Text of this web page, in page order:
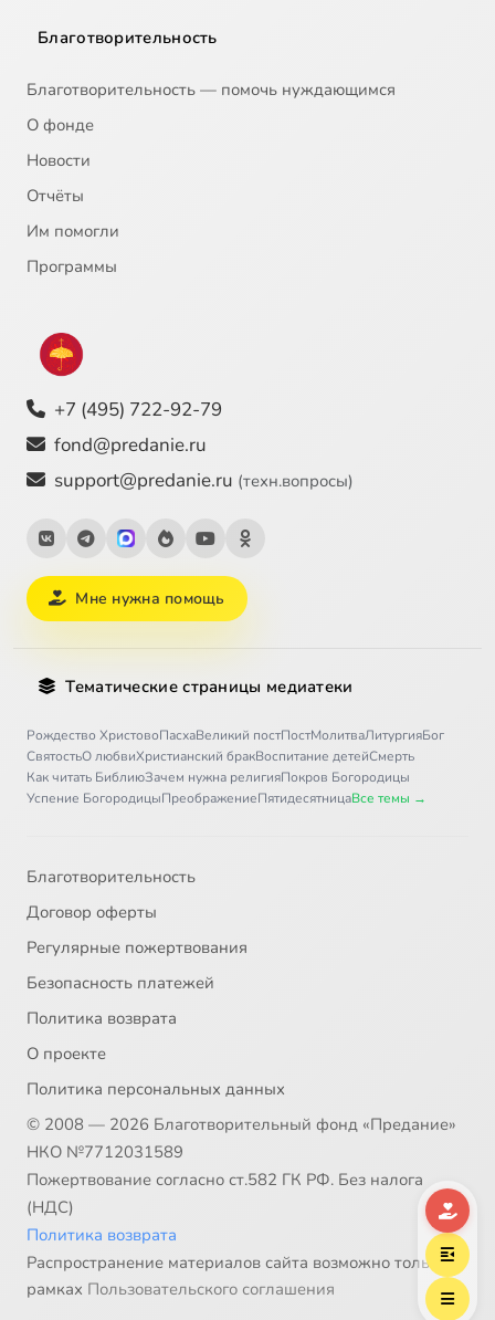
Благотворительность
Благотворительность — помочь нуждающимся
О фонде
Новости
Отчёты
Им помогли
Программы
+7 (495) 722-92-79
fond@predanie.ru
support@predanie.ru (техн.вопросы)
Мне нужна помощь
Тематические страницы медиатеки
Рождество ХристовоПасхаВеликий постПостМолитваЛитургияБог
СвятостьО любвиХристианский бракВоспитание детейСмерть
Как читать БиблиюЗачем нужна религияПокров Богородицы
Успение БогородицыПреображениеПятидесятницаВсе темы →
Благотворительность
Договор оферты
Регулярные пожертвования
Безопасность платежей
Политика возврата
О проекте
Политика персональных данных
© 2008 — 2026 Благотворительный фонд «Предание»
НКО №7712031589
Пожертвование согласно ст.582 ГК РФ. Без налога
(НДС)
Политика возврата
Распространение материалов сайта возможно только в
рамках Пользовательского соглашения